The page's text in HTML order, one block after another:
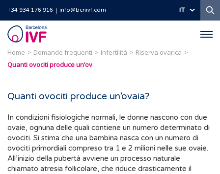
+34 934 176 916 info@bcnivf.com IT
Barcelona
IVF
Home Domande frequenti Infertilità
Riserva ovarica
Quanti ovociti produce un’ovaia?
Quanti ovociti produce un’ovaia?
In condizioni fisiologiche normali, le donne nascono con due
ovaie, ognuna delle quali contiene un numero determinato di
ovociti. Si stima che una bambina nasca con un numero di
ovociti primordiali compreso tra 1 e 2 milioni nelle sue ovaie.
All’inizio della pubertà avviene un processo naturale
chiamato atresia follicolare, che riduce drasticamente il